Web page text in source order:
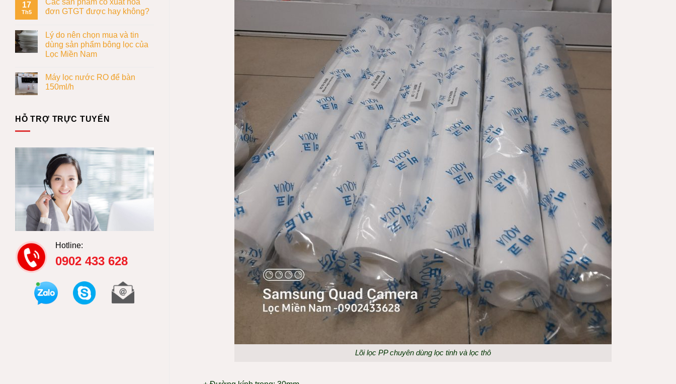
17
Th5
đơn GTGT được hay không?
Lý do nên chọn mua và tin
dùng sản phẩm bông lọc của
Lọc Miền Nam
Máy lọc nước RO để bàn
150ml/h
HỖ TRỢ TRỰC TUYẾN
Hotline:
0902 433 628
Lõi lọc PP chuyên dùng lọc tinh và lọc thô